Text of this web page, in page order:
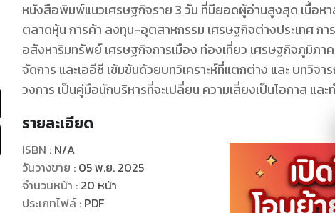
หนังสือพิมพ์แนวเศรษฐกิจราย 3 วัน ที่มียอดผู้อ่านสูงสุด เนื้อหาสาระ ครอบคลุมข่าวการเงิน-การธนาคาร
ตลาดหุ้น การค้า ลงทุน-อุตสาหกรรม เศรษฐกิจต่างประเทศ การตลาด ไอที ตลาดต่างแดน
อสังหาริมทรัพย์ เศรษฐกิจการเมือง ท่องเที่ยว เศรษฐกิจภูมิภาค ตลอดจนความเคลื่อนไหวด้านบริหาร
จัดการ และเออีซี เข้มข้นด้วยบทวิเคราะห์ที่แตกต่าง และ บทวิจารณ์จากคอลัมน์นิสต์ผู้ทรงคุณวุฒิจากทุก
วงการ เป็นคู่มือนักบริหารที่จะเปลี่ยน ความเสี่ยงเป็นโอกาส
รายละเอียด
ISBN : N/A
วันวางขาย : 05 พ.ย. 2025
จำนวนหน้า : 20 หน้า
ประเภทไฟล์: PDF
ประเทศ:
ภาษา:th